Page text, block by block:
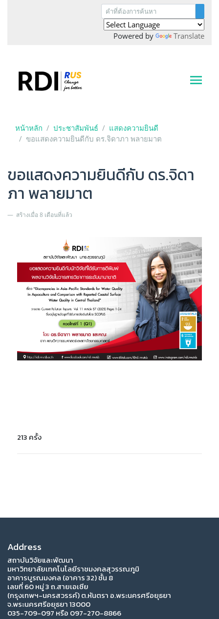
Powered by Translate
หน้าหลัก ประชาสัมพันธ์
แสดงความยินดี
ขอแสดงความยินดีกับ ดร.จิดาภา พลายมาต
ขอแสดงความยินดีกับ ดร.จิดา
ภา พลายมาต
สร้างเมื่อ 8 เดือนที่แล้ว
213 ครั้ง
Address
สถาบันวิจัยและพัฒนา
มหาวิทยาลัยเทคโนโลยีราชมงคลสุวรรณภูมิ
อาคารบูรณมงคล (อาคาร 32) ชั้น 8
เลขที่ 60 หมู่ 3 ถ.สายเอเซีย
(กรุงเทพฯ-นครสวรรค์) ต.หันตรา อ.พระนครศรีอยุธยา
จ.พระนครศรีอยุธยา 13000
035-709-097 หรือ 097-270-8866